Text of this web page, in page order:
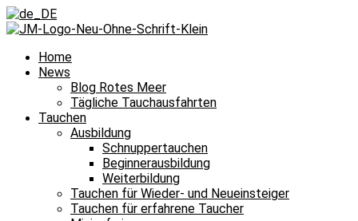
Home
News
Blog Rotes Meer
Tägliche Tauchausfahrten
Tauchen
Ausbildung
Schnuppertauchen
Beginnerausbildung
Weiterbildung
Tauchen für Wieder- und Neueinsteiger
Tauchen für erfahrene Taucher